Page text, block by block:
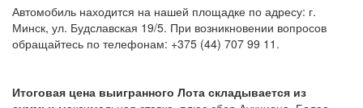
Автомобиль находится на нашей площадке по адресу: г.
Минск, ул. Будславская 19/5. При возникновении вопросов
обращайтесь по телефонам: +375 (44) 707 99 11.
Итоговая цена выигранного Лота складывается из